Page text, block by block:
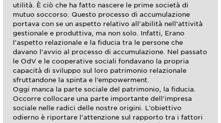
utilità. È ciò che ha fatto nascere le prime società di
mutuo soccorso. Questo processo di accumulazione
portava con se un aspetto relativo all’abilità nell’attività
gestionale e produttiva, ma non solo. Infatti, Erano
l’aspetto relazionale e la fiducia tra le persone che
davano l’avvio al processo di accumulazione. Nel passato
le OdV e le cooperative sociali fondavano la propria
capacità di sviluppo sul loro patrimonio relazionale
sfruttandone la spinta e l’empowerment.
Oggi manca la parte sociale del patrimonio, la fiducia.
Occorre collocare una parte importante dell’impresa
sociale nelle radici delle nostre origini. L’obiettivo
odierno è riportare l’attenzione sul rapporto tra i fattori